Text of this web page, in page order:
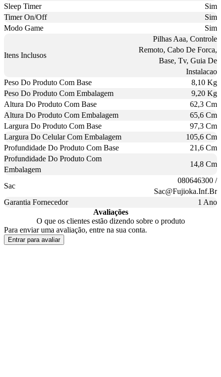
Sleep Timer
Sim
Timer On/Off
Sim
Modo Game
Sim
Itens Inclusos
Pilhas Aaa, Controle
Remoto, Cabo De Forca,
Base, Tv, Guia De
Instalacao
Peso Do Produto Com Base
8,10 Kg
Peso Do Produto Com Embalagem
9,20 Kg
Altura Do Produto Com Base
62,3 Cm
Altura Do Produto Com Embalagem
65,6 Cm
Largura Do Produto Com Base
97,3 Cm
Largura Do Celular Com Embalagem
105,6 Cm
Profundidade Do Produto Com Base
21,6 Cm
Profundidade Do Produto Com
Embalagem
14,8 Cm
Sac
080646300 /
Sac@Fujioka.Inf.Br
Garantia Fornecedor
1 Ano
Avaliações
O que os clientes estão dizendo sobre o produto
Para enviar uma avaliação, entre na sua conta.
Entrar para avaliar